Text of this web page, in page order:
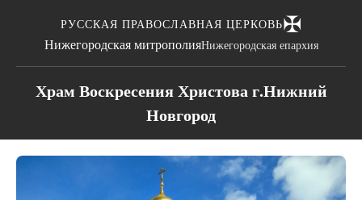
РУССКАЯ ПРАВОСЛАВНАЯ ЦЕРКОВЬ✠
Нижегородская митрополияНижегородская епархия
Храм Воскресения Христова г.Нижний
Новгород